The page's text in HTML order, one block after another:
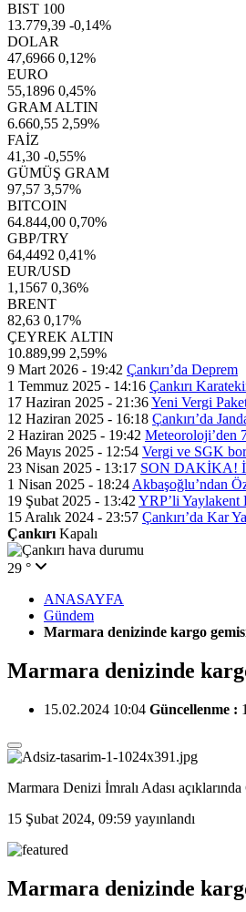
BIST 100
13.779,39 -0,14%
DOLAR
47,6966 0,12%
EURO
55,1896 0,45%
GRAM ALTIN
6.660,55 2,59%
FAİZ
41,30 -0,55%
GÜMÜŞ GRAM
97,57 3,57%
BITCOIN
64.844,00 0,70%
GBP/TRY
64,4492 0,41%
EUR/USD
1,1567 0,36%
BRENT
82,63 0,17%
ÇEYREK ALTIN
10.889,99 2,59%
9 Mart 2026 - 19:42 Çankırı’da Deprem
1 Temmuz 2025 - 14:16 Çankırı
17 Haziran 2025 - 21:36Yeni Vergi
12 Haziran 2025 - 16:18 Çankırı’da
2 Haziran 2025 - 19:42 Meteoroloji’den
26 Mayıs 2025 - 12:54 Vergi ve SGK
23 Nisan 2025 - 13:17 SON DAKİKA!
1 Nisan 2025 - 18:24 Akbaşoğlu’ndan
19 Şubat 2025 - 13:42 YRP’li Yaylakent
15 Aralık 2024 - 23:57 Çankırı’da Kar
Çankırı Kapalı
29 °
ANASAYFA
Gündem
Marmara denizinde kargo
Marmara denizinde
15.02.2024 10:04 Güncellenme :
Marmara Denizi İmralı Adası
15 Şubat 2024, 09:59 yayınlandı
Marmara denizinde